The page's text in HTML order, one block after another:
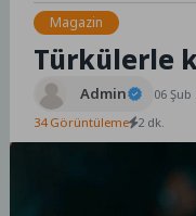
Magazin
Türkülerle
Admin 06 Şub
34 Görüntüleme 2 dk.